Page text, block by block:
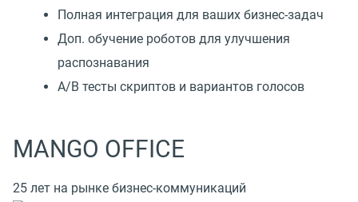
Полная интеграция для ваших бизнес-задач
Доп. обучение роботов для улучшения
распознавания
А/В тесты скриптов и вариантов голосов
MANGO OFFICE
25 лет на рынке бизнес-коммуникаций